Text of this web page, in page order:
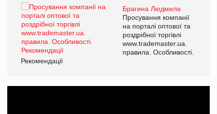
Брагина Людмила
Просування компанії
на порталі оптової та
роздрібної торгівлі
www.trademaster.ua.
правила. Особливості.
Рекомендації